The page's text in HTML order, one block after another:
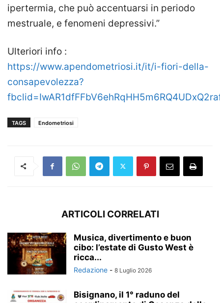
ipertermia, che può accentuarsi in periodo
mestruale, e fenomeni depressivi.”
Ulteriori info :
https://www.apendometriosi.it/it/i-fiori-della-
consapevolezza?
TAGS Endometriosi
ARTICOLI CORRELATI
Musica, divertimento e buon
cibo: l’estate di Gusto West è
ricca...
Redazione - 8 Luglio 2026
Bisignano, il 1° raduno del